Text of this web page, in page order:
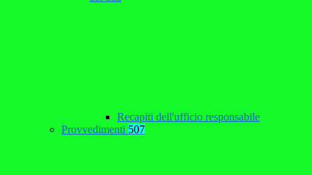
Recapiti dell'ufficio responsabile
Provvedimenti 507